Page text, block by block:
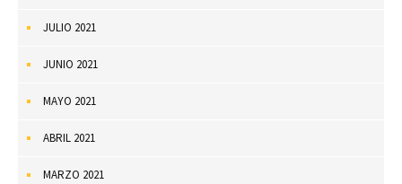
JULIO 2021
JUNIO 2021
MAYO 2021
ABRIL 2021
MARZO 2021